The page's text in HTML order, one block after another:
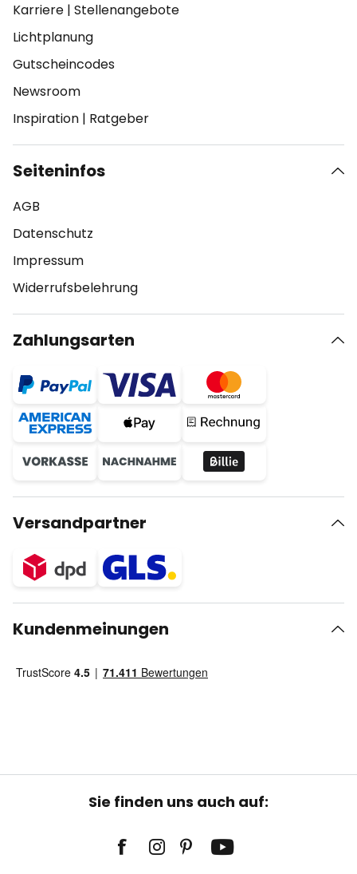
Karriere | Stellenangebote
Lichtplanung
Gutscheincodes
Newsroom
Inspiration | Ratgeber
Seiteninfos
AGB
Datenschutz
Impressum
Widerrufsbelehrung
Zahlungsarten
Versandpartner
Kundenmeinungen
Sie finden uns auch auf: